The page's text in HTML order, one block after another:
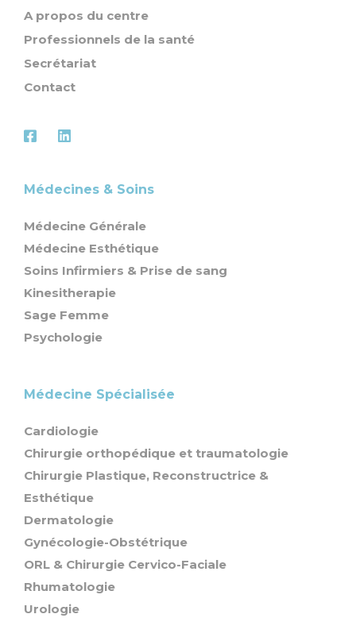
A propos du centre
Professionnels de la santé
Secrétariat
Contact
Médecines & Soins
Médecine Générale
Médecine Esthétique
Soins Infirmiers & Prise de sang
Kinesitherapie
Sage Femme
Psychologie
Médecine Spécialisée
Cardiologie
Chirurgie orthopédique et traumatologie
Chirurgie Plastique, Reconstructrice &
Esthétique
Dermatologie
Gynécologie-Obstétrique
ORL & Chirurgie Cervico-Faciale
Rhumatologie
Urologie